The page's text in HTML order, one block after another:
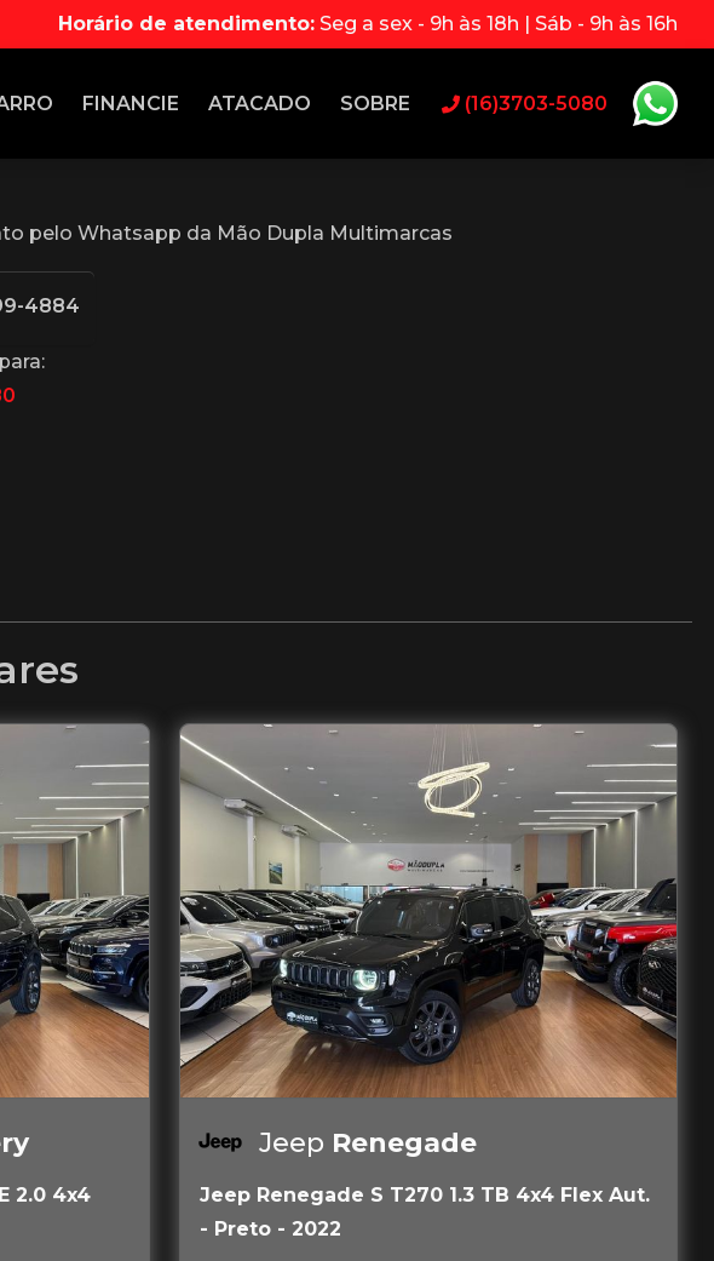
Horário de atendimento: Seg a sex - 9h às 18h | Sáb - 9h às 16h
FINANCIE ATACADO SOBRE (16)3703-5080
pelo Whatsapp da Mão Dupla Multimarcas
4884
2.0 4x4
Jeep Renegade
Jeep Renegade S T270 1.3 TB 4x4 Flex Aut.
- Preto - 2022